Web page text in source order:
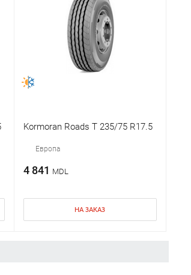
Kormoran Roads T 235/75 R17.5
Европа
4 841 MDL
НА ЗАКАЗ